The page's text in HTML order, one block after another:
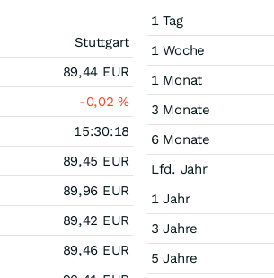
Stuttgart
89,44 EUR
-0,02%
15:30:18
89,45 EUR
89,96 EUR
89,42 EUR
89,46 EUR
1 Tag
1 Woche
1 Monat
3 Monate
6 Monate
Lfd. Jahr
1 Jahr
3 Jahre
5 Jahre